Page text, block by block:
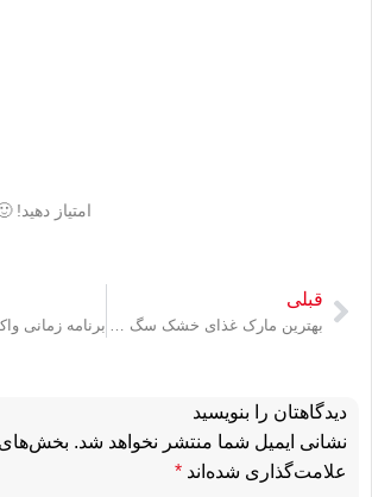
امتیاز دهید!
قبلی
بهترین مارک غذای خشک سگ چیست؟چه برند غذایی برای پت بخرم؟
دیدگاهتان را بنویسید
نشانی ایمیل شما منتشر نخواهد شد. بخش‌های
علامت‌گذاری شده‌اند *